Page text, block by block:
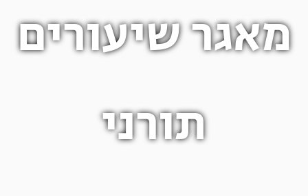
מאגר שיעורים
תורני